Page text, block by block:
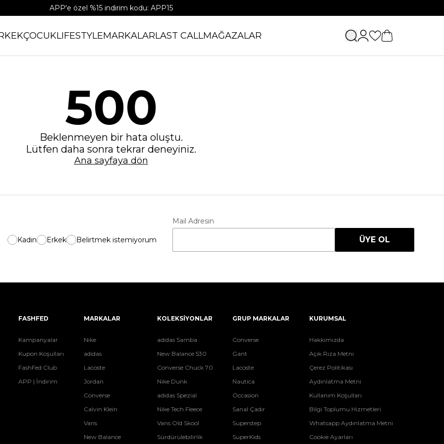
APP'e özel %15 indirim kodu: APP15
ÇOCUKLIFESTYLEMARKALARLAST CALLMAĞAZALAR
500
Beklenmeyen bir hata oluştu.
Lütfen daha sonra tekrar deneyiniz.
Ana sayfaya dön
Kadın Erkek Belirtmek istemiyorum
Mail Adresin
ÜYE OL
FASHFED
Kampanyalar
Kupon Koşulları
FashFed Club
APP | İndirim
MARKALAR
Nike
adidas
Lacoste
Jordan
Converse
Calvin Klein
Vans
New Balance
KOLEKSİYONLAR
adidas Samba
New Balance 530
Converse Chuck 70
Nike Dunk
adidas Spezial
Nike Tech Fleece
Vans Old Skool
Sürdürülebilirlik
GRUP MARKALAR
Converse
Gant
Lacoste
Nautica
Occasion
Sanal Çadır
Superstep
SuperKids
KURUMSAL
Hakkımızda
Açık Rıza Metni
Çerez Politikası
Aydınlatma Metni
Kullanım Koşulları
Bilgi Toplumu Hizmetleri
Whatsapp Aydınlatma Metni
Cookie Ayarları